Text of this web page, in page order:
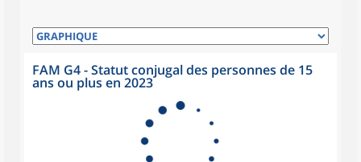
FAM G4 - Statut conjugal des personnes de 15
ans ou plus en 2023